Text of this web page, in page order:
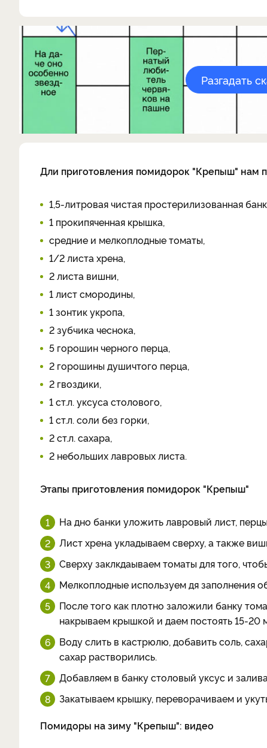
Разгадать
Дли приготовления помидорок "Крепыш" нам
1,5-литровая чистая простерилизованная
1 прокипяченная крышка,
средние и мелкоплодные томаты,
1/2 листа хрена,
2 листа вишни,
1 лист смородины,
1 зонтик укропа,
2 зубчика чеснока,
5 горошин черного перца,
2 горошины душичтого перца,
2 гвоздики,
1 ст.л. уксуса столового,
1 ст.л. соли без горки,
2 ст.л. сахара,
2 небольших лавровых листа.
Этапы приготовления помидорок "Крепыш"
На дно банки уложить лавровый лист,
Лист хрена укладываем сверху, а также
Сверху заклкдаываем томаты для того,
Мелкоплодные используем дя заполнения
После того как плотно заложили банку
накрываем крышкой и даем постоять 15-20
Воду слить в кастрюлю, добавить соль,
сахар растворились.
Добавляем в банку столовый уксус и
Закатываем крышку, переворачиваем и
Помидоры на зиму "Крепыш": видео